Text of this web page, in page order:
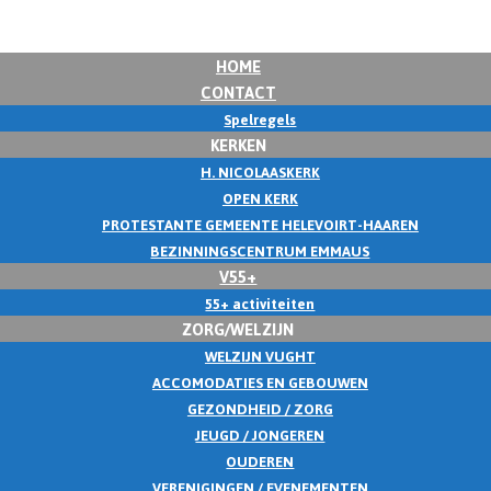
HOME
CONTACT
Spelregels
KERKEN
H. NICOLAASKERK
OPEN KERK
PROTESTANTE GEMEENTE HELEVOIRT-HAAREN
BEZINNINGSCENTRUM EMMAUS
V55+
55+ activiteiten
ZORG/WELZIJN
WELZIJN VUGHT
ACCOMODATIES EN GEBOUWEN
GEZONDHEID / ZORG
JEUGD / JONGEREN
OUDEREN